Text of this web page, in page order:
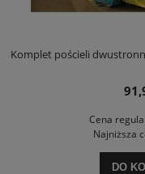
Komplet pościeli
Cena
Najniższa
DO